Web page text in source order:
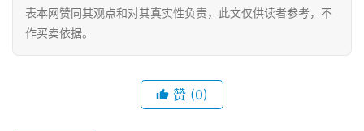
母
表本网赞同其观点和对其真实性负责，此文仅供读者参考，不
作买卖依据。
赞 (0)